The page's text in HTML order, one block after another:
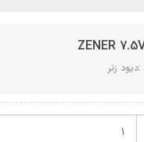
ZENER
زنر